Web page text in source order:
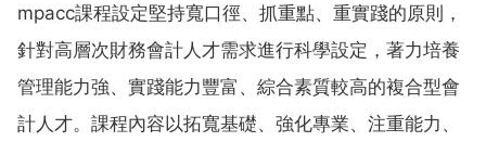
mpacc課程設定堅持寬口徑、抓重點、重實踐的原則，
針對高層次財務會計人才需求進行科學設定，著力培養
管理能力強、實踐能力豐富、綜合素質較高的複合型會
計人才。課程內容以拓寬基礎、強化專業、注重能力、